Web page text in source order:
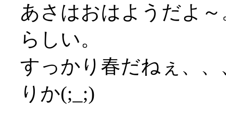
あさはおはようだよ
らしい。
すっかり春だねぇ、
りか(;_;)